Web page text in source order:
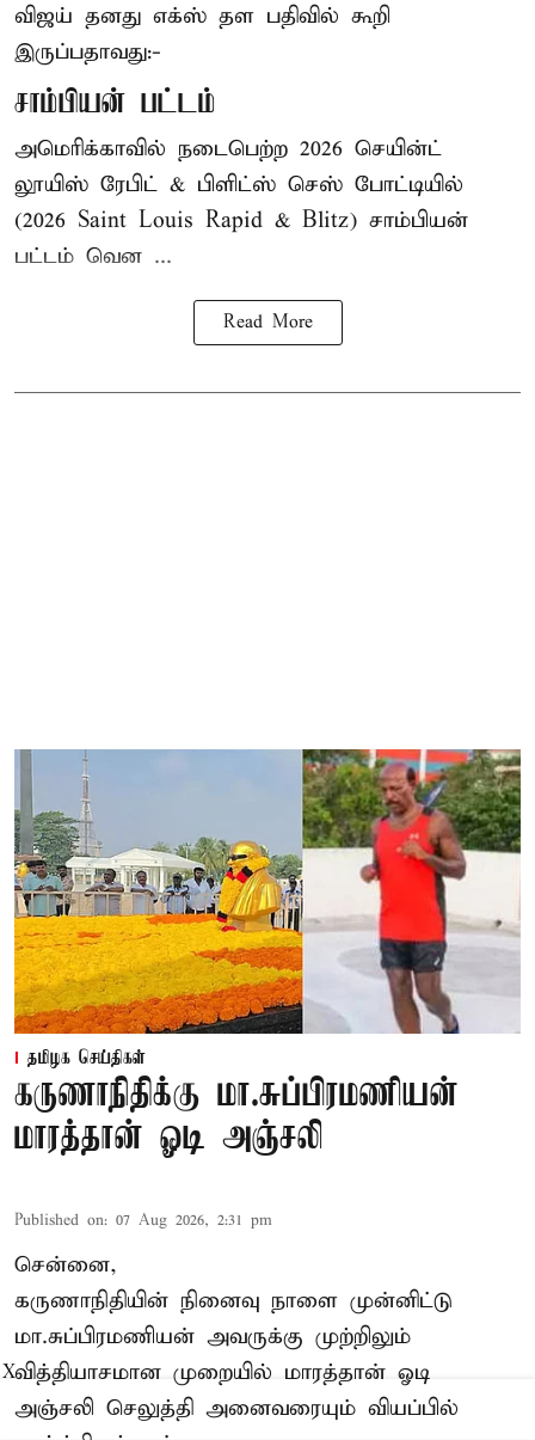
விஜய் தனது எக்ஸ் தள பதிவில் கூறி
இருப்பதாவது:-
சாம்பியன் பட்டம்
அமெரிக்காவில் நடைபெற்ற 2026 செயின்ட்
லூயிஸ் ரேபிட் & பிளிட்ஸ் செஸ் போட்டியில்
(2026 Saint Louis Rapid & Blitz) சாம்பியன்
பட்டம் வென ...
Read More
தமிழக செய்திகள்
கருணாநிதிக்கு மா.சுப்பிரமணியன்
மாரத்தான் ஓடி அஞ்சலி
Published on: 07 Aug 2026, 2:31 pm
சென்னை,
கருணாநிதியின் நினைவு நாளை முன்னிட்டு
மா.சுப்பிரமணியன் அவருக்கு முற்றிலும்
வித்தியாசமான முறையில் மாரத்தான் ஓடி
அஞ்சலி செலுத்தி அனைவரையும் வியப்பில்
X